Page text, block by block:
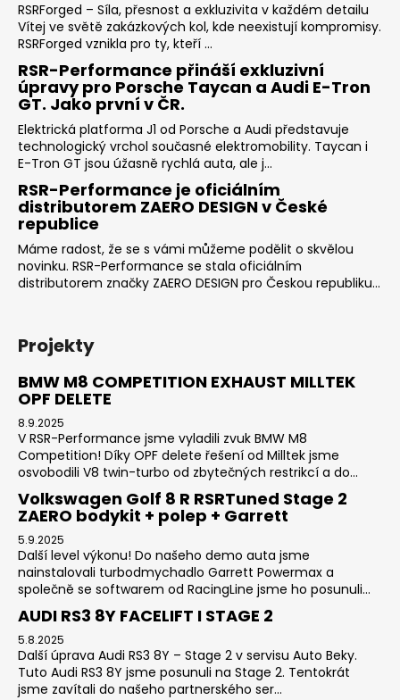
RSRForged – Síla, přesnost a exkluzivita v každém detailu
Vítej ve světě zakázkových kol, kde neexistují kompromisy.
RSRForged vznikla pro ty, kteří ...
RSR-Performance přináší exkluzivní
úpravy pro Porsche Taycan a Audi E-Tron
GT. Jako první v ČR.
Elektrická platforma J1 od Porsche a Audi představuje
technologický vrchol současné elektromobility. Taycan i
E-Tron GT jsou úžasně rychlá auta, ale j...
RSR-Performance je oficiálním
distributorem ZAERO DESIGN v České
republice
Máme radost, že se s vámi můžeme podělit o skvělou
novinku. RSR-Performance se stala oficiálním
distributorem značky ZAERO DESIGN pro Českou republiku...
Projekty
BMW M8 COMPETITION EXHAUST MILLTEK
OPF DELETE
8.9.2025
V RSR-Performance jsme vyladili zvuk BMW M8
Competition! Díky OPF delete řešení od Milltek jsme
osvobodili V8 twin-turbo od zbytečných restrikcí a do...
Volkswagen Golf 8 R RSRTuned Stage 2
ZAERO bodykit + polep + Garrett
5.9.2025
Další level výkonu! Do našeho demo auta jsme
nainstalovali turbodmychadlo Garrett Powermax a
společně se softwarem od RacingLine jsme ho posunuli...
AUDI RS3 8Y FACELIFT I STAGE 2
5.8.2025
Další úprava Audi RS3 8Y – Stage 2 v servisu Auto Beky.
Tuto Audi RS3 8Y jsme posunuli na Stage 2. Tentokrát
jsme zavítali do našeho partnerského ser...